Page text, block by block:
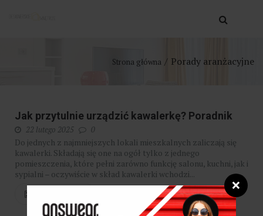
Strona główna Porady aranżacyjne
Jak przytulnie urządzić kawalerkę? Poradnik
22 lutego 2025 0
Do jednych z najmniejszych lokali mieszkalnych zaliczają się
kawalerki. Składają się one na ogół tylko z jednego
pomieszczenia, które pełni zarówno funkcję salonu, kuchni, jak i
sypialni – oczywiście w skład kawalerki wchodzi...
❌